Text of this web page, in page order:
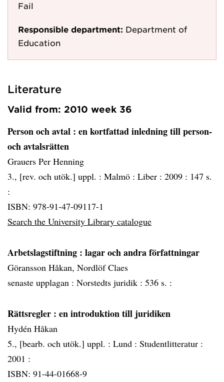
Fail
Responsible department: Department of
Education
Literature
Valid from: 2010 week 36
Person och avtal : en kortfattad inledning till person-
och avtalsrätten
Grauers Per Henning
3., [rev. och utök.] uppl. : Malmö : Liber : 2009 : 147 s.
:
ISBN: 978-91-47-09117-1
Search the University Library catalogue
Arbetslagstiftning : lagar och andra författningar
Göransson Håkan, Nordlöf Claes
senaste upplagan : Norstedts juridik : 536 s. :
Rättsregler : en introduktion till juridiken
Hydén Håkan
5., [bearb. och utök.] uppl. : Lund : Studentlitteratur :
2001 :
ISBN: 91-44-01668-9